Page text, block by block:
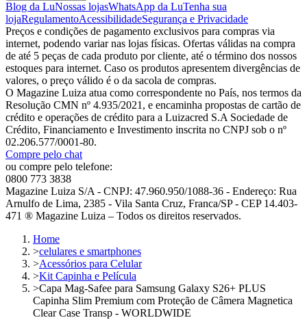
Blog da LuNossas lojasWhatsApp da LuTenha sua
lojaRegulamentoAcessibilidadeSegurança e Privacidade
Preços e condições de pagamento exclusivos para compras via
internet, podendo variar nas lojas físicas. Ofertas válidas na compra
de até 5 peças de cada produto por cliente, até o término dos nossos
estoques para internet. Caso os produtos apresentem divergências de
valores, o preço válido é o da sacola de compras.
O Magazine Luiza atua como correspondente no País, nos termos da
Resolução CMN nº 4.935/2021, e encaminha propostas de cartão de
crédito e operações de crédito para a Luizacred S.A Sociedade de
Crédito, Financiamento e Investimento inscrita no CNPJ sob o nº
02.206.577/0001-80.
Compre pelo chat
ou compre pelo telefone:
0800 773 3838
Magazine Luiza S/A - CNPJ: 47.960.950/1088-36 - Endereço: Rua
Arnulfo de Lima, 2385 - Vila Santa Cruz, Franca/SP - CEP 14.403-
471 ® Magazine Luiza – Todos os direitos reservados.
Home
>celulares e smartphones
>Acessórios para Celular
>Kit Capinha e Película
>Capa Mag-Safee para Samsung Galaxy S26+ PLUS
Capinha Slim Premium com Proteção de Câmera Magnetica
Clear Case Transp - WORLDWIDE